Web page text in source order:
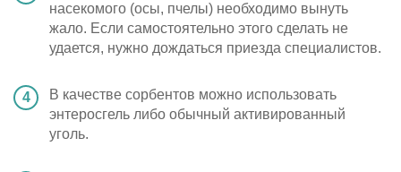
насекомого (осы, пчелы) необходимо вынуть
жало. Если самостоятельно этого сделать не
удается, нужно дождаться приезда специалистов.
В качестве сорбентов можно использовать
энтеросгель либо обычный активированный
уголь.